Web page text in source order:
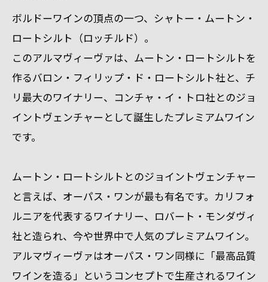
ボルドーワインの頂点の一つ、シャトー・ムートン・
ロートシルト（ロッチルド）。
このアルマヴィーヴァは、ムートン・ロートシルトを
作るバロン・フィリップ・ド・ロートシルト社と、 チ
リ最大のワイナリー、コンチャ・イ・トロ社とのジョ
イントヴェンチャーとして誕生したプレミアムワイン
です。
ムートン・ロートシルトとのジョイントヴェンチャー
と言えば、オーパス・ワンが最も有名です。カリフォ
ルニアを代表するワイナリー、 ロバート・モンダヴィ
社と造られ、今や世界中で人気のプレミアムワイン。
アルマヴィーヴァはオーパス・ワン同様に 「最高品質
ワインを造る」というコンセプトで生産されるワイン